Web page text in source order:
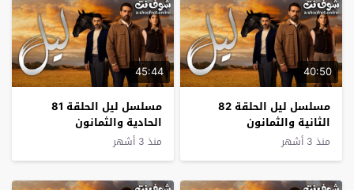
40:50
مسلسل ليل الحلقة 82
الثانية والثمانون
منذ 3 أشهر
45:44
مسلسل ليل الحلقة 81
الحادية والثمانون
منذ 3 أشهر